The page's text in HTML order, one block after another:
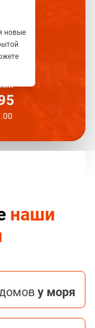
новые
наши
у моря